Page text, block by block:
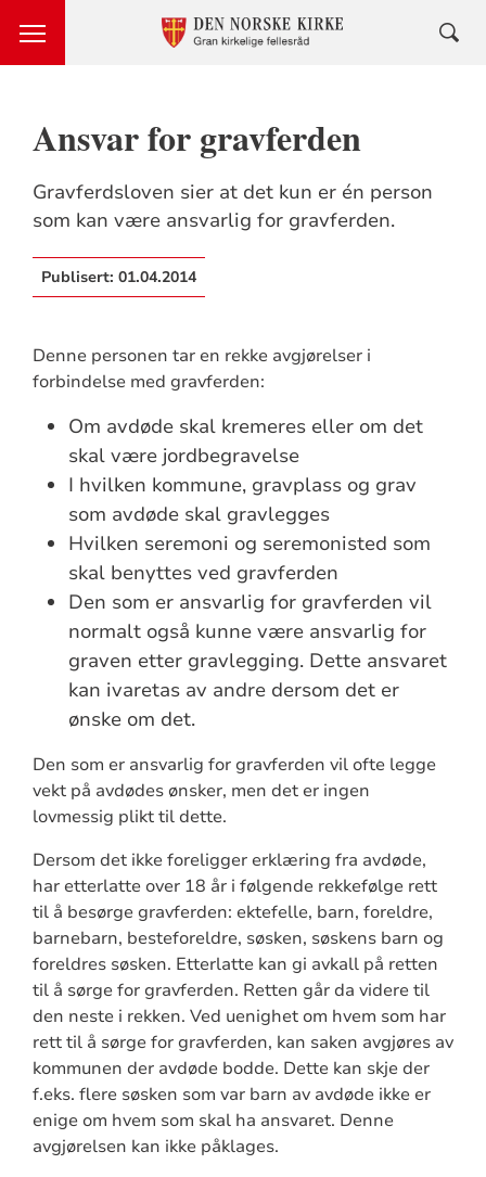
Ansvar for gravferden
Gravferdsloven sier at det kun er én person
som kan være ansvarlig for gravferden.
Publisert: 01.04.2014
Denne personen tar en rekke avgjørelser i
forbindelse med gravferden:
Om avdøde skal kremeres eller om det
skal være jordbegravelse
I hvilken kommune, gravplass og grav
som avdøde skal gravlegges
Hvilken seremoni og seremonisted som
skal benyttes ved gravferden
Den som er ansvarlig for gravferden vil
normalt også kunne være ansvarlig for
graven etter gravlegging. Dette ansvaret
kan ivaretas av andre dersom det er
ønske om det.
Den som er ansvarlig for gravferden vil ofte legge
vekt på avdødes ønsker, men det er ingen
lovmessig plikt til dette.
Dersom det ikke foreligger erklæring fra avdøde,
har etterlatte over 18 år i følgende rekkefølge rett
til å besørge gravferden: ektefelle, barn, foreldre,
barnebarn, besteforeldre, søsken, søskens barn og
foreldres søsken. Etterlatte kan gi avkall på retten
til å sørge for gravferden. Retten går da videre til
den neste i rekken. Ved uenighet om hvem som har
rett til å sørge for gravferden, kan saken avgjøres av
kommunen der avdøde bodde. Dette kan skje der
f.eks. flere søsken som var barn av avdøde ikke er
enige om hvem som skal ha ansvaret. Denne
avgjørelsen kan ikke påklages.